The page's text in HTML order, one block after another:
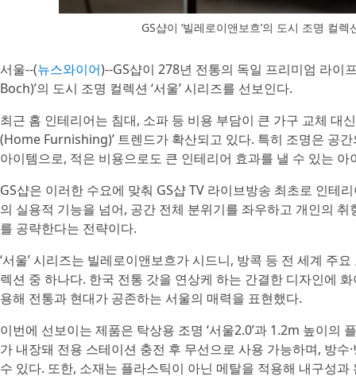
GS샵이 ‘빌레로이앤보흐’의 도시 조명 컬렉
서울--(뉴스와이어)--GS샵이 278년 전통의 독일 프리미엄 라이
Boch)’의 도시 조명 컬렉션 ‘서울’ 시리즈를 선보인다.
최근 홈 인테리어는 침대, 소파 등 비용 부담이 큰 가구 교체 대
(Home Furnishing)’ 트렌드가 확산되고 있다. 특히 조명은 공
아이템으로, 적은 비용으로도 큰 인테리어 효과를 낼 수 있는
GS샵은 이러한 수요에 맞춰 GS샵 TV 라이브방송 최초로 인테
의 실용적 기능을 넘어, 공간 전체 분위기를 좌우하고 개인의
를 공략한다는 전략이다.
‘서울’ 시리즈는 빌레로이앤보흐가 시드니, 방콕 등 전 세계 주
렉션 중 하나다. 한국 전통 갓을 연상케 하는 간결한 디자인에
용해 전통과 현대가 공존하는 서울의 매력을 표현했다.
이번에 선보이는 제품은 탁상용 조명 ‘서울2.0’과 1.2m 높이의
가 내장돼 전용 스테이션 충전 후 무선으로 사용 가능하며, 방
수 있다. 또한, 소재는 플라스틱이 아닌 메탈을 적용해 내구성과